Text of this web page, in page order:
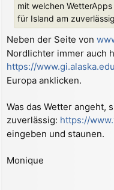
mit welchen
für Island am
Neben der Seite von
Nordlichter immer auch
https://
Europa anklicken.
Was das Wetter angeht,
zuverlässig: https://
eingeben und staunen.
Monique